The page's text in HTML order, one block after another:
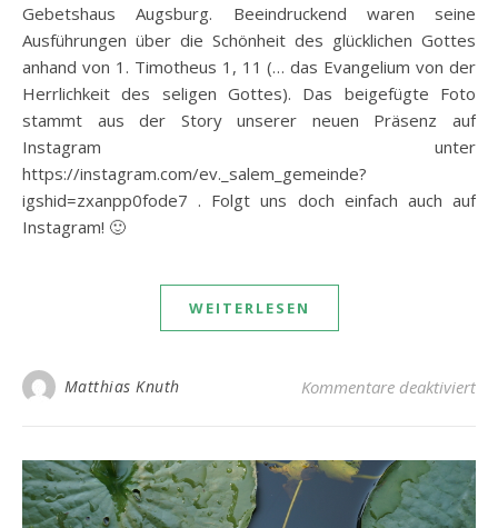
Gebetshaus Augsburg. Beeindruckend waren seine
Ausführungen über die Schönheit des glücklichen Gottes
anhand von 1. Timotheus 1, 11 (… das Evangelium von der
Herrlichkeit des seligen Gottes). Das beigefügte Foto
stammt aus der Story unserer neuen Präsenz auf
Instagram unter
https://instagram.com/ev._salem_gemeinde?
igshid=zxanpp0fode7 . Folgt uns doch einfach auch auf
Instagram! 🙂
WEITERLESEN
Matthias Knuth Kommentare deaktiviert